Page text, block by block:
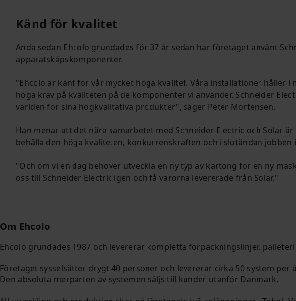
Känd för kvalitet
Ända sedan Ehcolo grundades för 37 år sedan har företaget använt
apparatskåpskomponenter.
"Ehcolo är känt för vår mycket höga kvalitet. Våra installationer håller i
höga krav på kvaliteten på de komponenter vi använder. Schneider
världen för sina högkvalitativa produkter", säger Peter Mortensen.
Han menar att det nära samarbetet med Schneider Electric och Solar
behålla den höga kvaliteten, konkurrenskraften och i slutändan jobben
"Och om vi en dag behöver utveckla en ny typ av kartong för en ny
oss till Schneider Electric igen och få varorna levererade från Solar."
Om Ehcolo
Ehcolo grundades 1987 och levererar kompletta förpackningslinjer,
Företaget sysselsätter drygt 40 personer och levererar cirka 50 system per
Den absoluta merparten av systemen säljs till kunder utanför Danmark.